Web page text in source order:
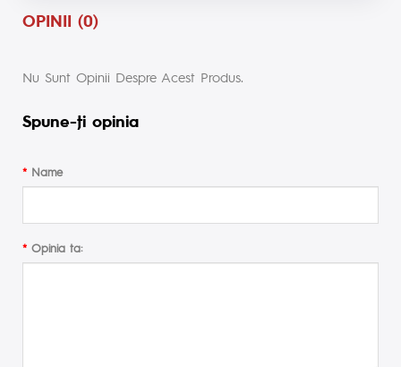
OPINII (0)
Nu Sunt Opinii Despre Acest Produs.
Spune-ţi opinia
Name
Opinia ta: